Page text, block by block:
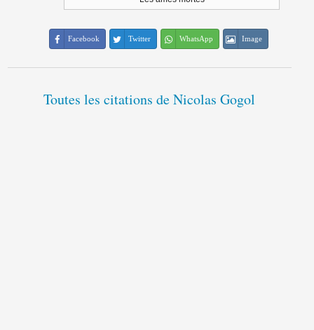
Facebook Twitter WhatsApp Image
Toutes les citations de Nicolas Gogol